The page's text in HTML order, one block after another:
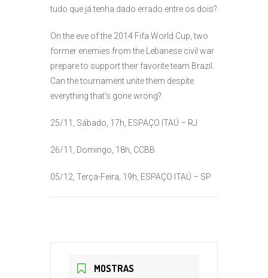
tudo que já tenha dado errado entre os dois?
On the eve of the 2014 Fifa World Cup, two
former enemies from the Lebanese civil war
prepare to support their favorite team Brazil.
Can the tournament unite them despite
everything that’s gone wrong?
25/11, Sábado, 17h, ESPAÇO ITAÚ – RJ
26/11, Domingo, 18h, CCBB
05/12, Terça-Feira, 19h, ESPAÇO ITAÚ – SP
MOSTRAS